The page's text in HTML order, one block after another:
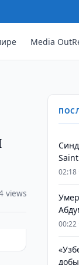
Media
views
02:18
00:22